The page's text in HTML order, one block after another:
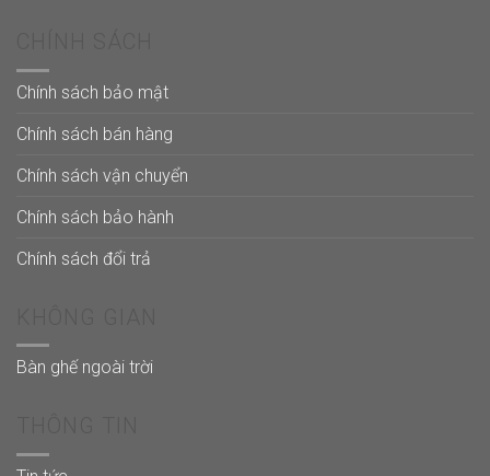
Chính sách bảo mật
Chính sách bán hàng
Chính sách vận chuyển
Chính sách bảo hành
Chính sách đổi trả
Bàn ghế ngoài trời